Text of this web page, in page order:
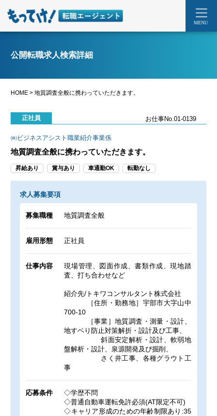
MENU
公開転職求人検索詳細
HOME >地質調査全般に携わっていただきます。
正社員 お仕事No.01-0139
㈱ビジネスアシスト職業紹介事業係
地質調査全般に携わっていただきます。
昇給あり 賞与あり 車通勤OK 転勤なし
求人募集要項
募集職種 地質調査全般
雇用形態 正社員
仕事内容
現場管理、図面作成、書類作成、現地踏
査、打ち合わせなど
紹介先/トキワコンサルタント株式会社
［住所・勤務地］宇部市大字山中
700-10
［事業］地質調査・測量・設計、
地すベり防止対策解折・設計及び工事、
斜面安定解析・設計、軟弱地
盤解析・設計、泉源開発及び掘削、
さく井工事、各種グラウト工
事
応募条件
◇学歴不問
◇普通自動車運転免許必須(AT限定不可)
◇キャリア形成のための年齢制限あり:35